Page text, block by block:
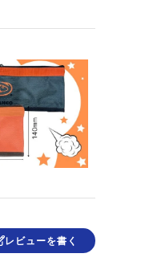
1472K7WHITE 白
高さ955×幅
693×奥行
510mm 1台
■▼266-9051
レビューを書く